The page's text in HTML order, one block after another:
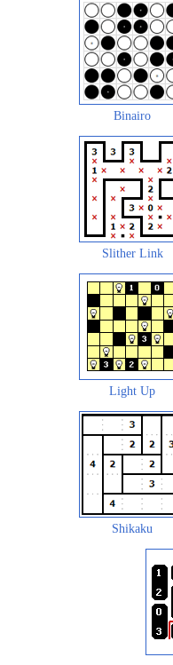
Binairo
Slither Link
Light Up
Shikaku